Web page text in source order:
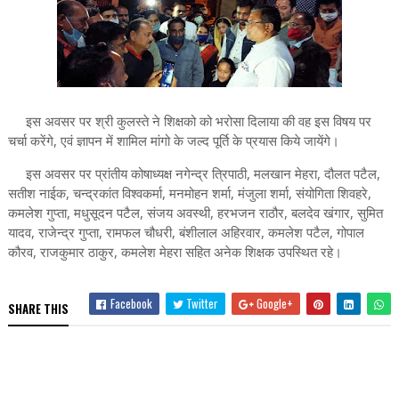
इस अवसर पर श्री कुलस्ते ने शिक्षको को भरोसा दिलाया की वह इस विषय पर
चर्चा करेंगे, एवं ज्ञापन में शामिल मांगो के जल्द पूर्ति के प्रयास किये जायेंगे।
इस अवसर पर प्रांतीय कोषाध्यक्ष नगेन्द्र त्रिपाठी, मलखान मेहरा, दौलत पटैल,
सतीश नाईक, चन्द्रकांत विश्वकर्मा, मनमोहन शर्मा, मंजुला शर्मा, संयोगिता शिवहरे,
कमलेश गुप्ता, मधुसूदन पटैल, संजय अवस्थी, हरभजन राठौर, बलदेव खंगार, सुमित
यादव, राजेन्द्र गुप्ता, रामफल चौधरी, बंशीलाल अहिरवार, कमलेश पटैल, गोपाल
कौरव, राजकुमार ठाकुर, कमलेश मेहरा सहित अनेक शिक्षक उपस्थित रहे।
SHARE THIS Facebook Twitter Google+